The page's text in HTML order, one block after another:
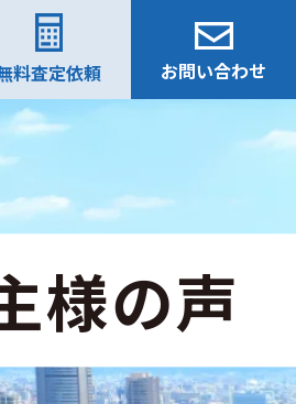
料査定依頼 お問い合わせ
様の声